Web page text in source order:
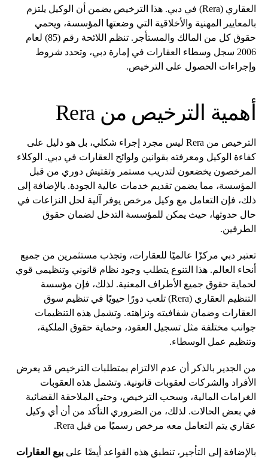
العقاري (Rera) في دبي. هذا الترخيص يضمن أن الوكيل يلتزم
بالمعايير المهنية والأخلاقية التي وضعتها المؤسسة، ويحمي
حقوق كل من المالك والمستأجر. تنظم اللائحة رقم (85) لعام
2006 سجل وسطاء العقارات في إمارة دبي، وتحدد شروط
وإجراءات الحصول على الترخيص.
أهمية الترخيص من Rera
الترخيص من Rera ليس مجرد إجراء شكلي، بل هو دليل على
كفاءة الوكيل ومعرفته بقوانين ولوائح العقارات في دبي. الوكلاء
المرخصون يخضعون لتدريب مستمر وتفتيش دوري من قبل
المؤسسة، مما يضمن تقديم خدمات عالية الجودة. بالإضافة إلى
ذلك، فإن التعامل مع وكيل مرخص يوفر آلية لحل النزاعات في
حال حدوثها، حيث يمكن للمؤسسة التدخل لضمان حقوق
الطرفين.
تعتبر دبي مركزًا عالميًا للعقارات، وتجذب مستثمرين من جميع
أنحاء العالم. هذا التنوع يتطلب وجود نظام قانوني وتنظيمي قوي
لحماية حقوق جميع الأطراف المعنية. لذلك، فإن مؤسسة
التنظيم العقاري (Rera) تلعب دورًا حيويًا في تنظيم سوق
العقارات وضمان شفافيته ونزاهته. وتشمل هذه التنظيمات
جوانب مختلفة مثل تسجيل العقود، وحماية حقوق الملكية،
وتنظيم عمل الوسطاء.
من الجدير بالذكر أن عدم الالتزام بمتطلبات الترخيص قد يعرض
الأفراد والشركات لعقوبات قانونية. وتشمل هذه العقوبات
الغرامات المالية، وسحب الترخيص، وحتى الملاحقة القضائية
في بعض الحالات. لذلك، من الضروري التأكد من أن أي وكيل
عقاري يتم التعامل معه مرخص رسميًا من قبل Rera.
بالإضافة إلى التأجير، تنطبق هذه القواعد أيضًا على بيع العقارات